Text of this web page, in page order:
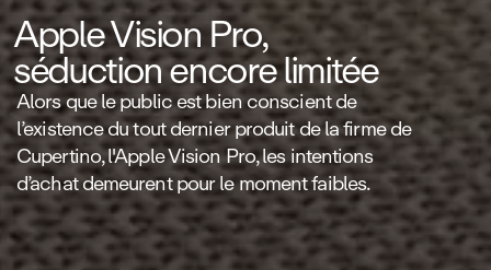
Apple Vision Pro,
séduction encore limitée
Alors que le public est bien conscient de
l’existence du tout dernier produit de la firme de
Cupertino, l'Apple Vision Pro, les intentions
d’achat demeurent pour le moment faibles.